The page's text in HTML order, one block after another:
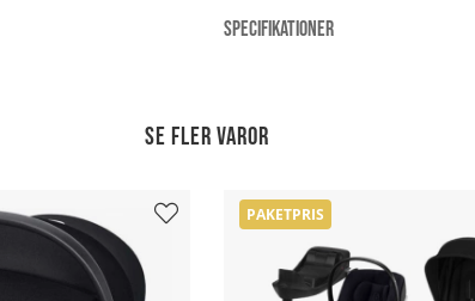
SPECIFIKATIONER
Se fler varor
PAKETPRIS